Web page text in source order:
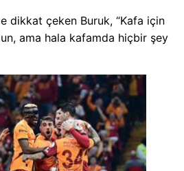
dikkat çeken Buruk, “Kafa için
ama hala kafamda hiçbir şey